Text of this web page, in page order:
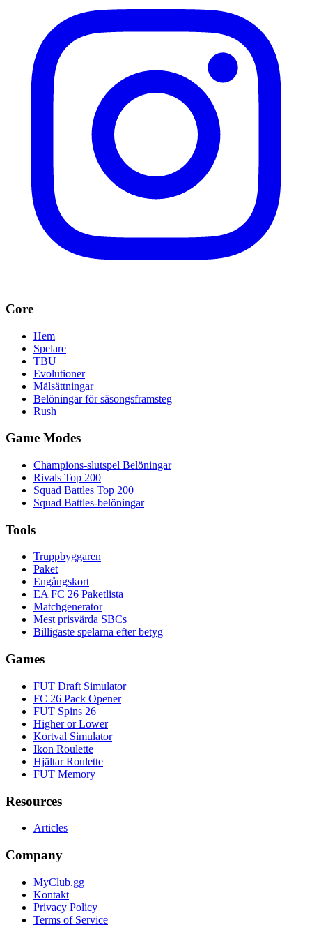
Core
Hem
Spelare
TBU
Evolutioner
Målsättningar
Belöningar för säsongsframsteg
Rush
Game Modes
Champions-slutspel Belöningar
Rivals Top 200
Squad Battles Top 200
Squad Battles-belöningar
Tools
Truppbyggaren
Paket
Engångskort
EA FC 26 Paketlista
Matchgenerator
Mest prisvärda SBCs
Billigaste spelarna efter betyg
Games
FUT Draft Simulator
FC 26 Pack Opener
FUT Spins 26
Higher or Lower
Kortval Simulator
Ikon Roulette
Hjältar Roulette
FUT Memory
Resources
Articles
Company
MyClub.gg
Kontakt
Privacy Policy
Terms of Service